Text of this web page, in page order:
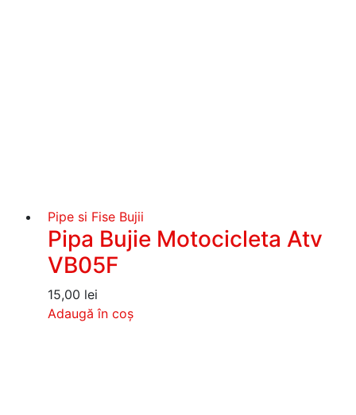
Pipe si Fise Bujii
Pipa Bujie Motocicleta Atv
VB05F
15,00 lei
Adaugă în coș